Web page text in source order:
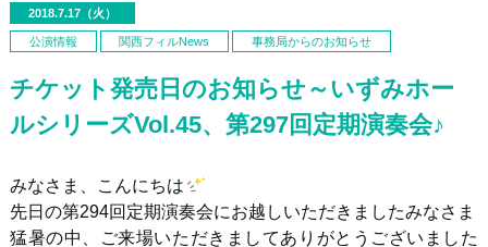
2018.7.17（火）
公演情報 関西フィルNews 事務局からのお知らせ
チケット発売日のお知らせ～いずみホー
ルシリーズVol.45、第297回定期演奏会♪
みなさま、こんにちは
先日の第294回定期演奏会にお越しいただきましたみなさま
猛暑の中、ご来場いただきましてありがとうございました